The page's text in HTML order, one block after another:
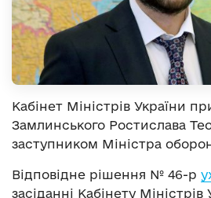
Кабінет Міністрів України
Замлинського Ростислава
заступником Міністра
Відповідне рішення № 46-р
засіданні Кабінету Міністрів